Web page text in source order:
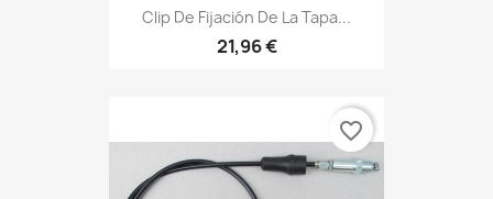
Clip De Fijación De La Tapa...
21,96 €
favorite_border